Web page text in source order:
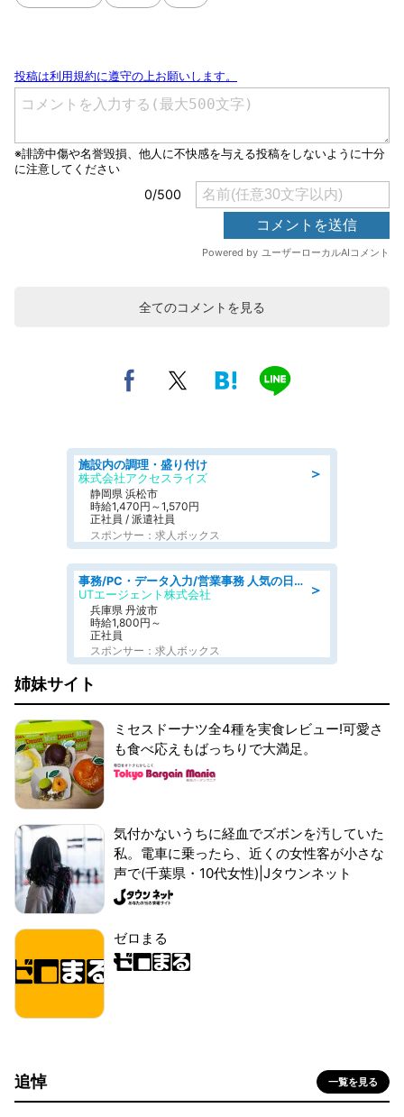
全てのコメントを見る
＞
施設内の調理・盛り付け
株式会社アクセスライズ
静岡県 浜松市
時給1,470円～1,570円
正社員 / 派遣社員
スポンサー：求人ボックス
＞
事務/PC・データ入力/営業事務 人気の日勤 月収38万円可 建設会社でCADオペレーター専門事務
UTエージェント株式会社
兵庫県 丹波市
時給1,800円～
正社員
スポンサー：求人ボックス
姉妹サイト
ミセスドーナツ全4種を実食レビュー!可愛さ
も食べ応えもばっちりで大満足。
気付かないうちに経血でズボンを汚していた
私。電車に乗ったら、近くの女性客が小さな
声で(千葉県・10代女性)|Jタウンネット
ゼロまる
追悼 一覧を見る